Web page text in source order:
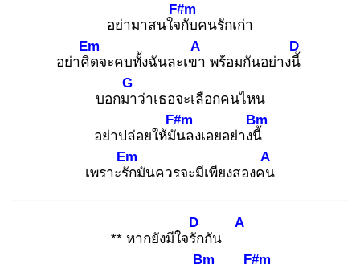
อย่ามาสนใจกั
F#m
บคนรักเก่า
อย่าคิด
Em
จะคบทั้งฉันละเขา
A
พร้อมกันอย่างนี้
D
บอกมา
G
ว่าเธอจะเลือกคนไหน
อย่าปล่อยให้มัน
F#m
ลงเอยอย่างนี้
Bm
เพราะรัก
Em
มันควรจะมีเพียงสองคน
A
** หากยังมีใจรัก
D
กัน
A
Bm
F#m